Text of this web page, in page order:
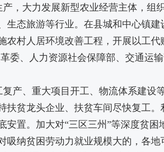
，大力发展新型农业经营主体，组
态旅游等行业。在县城和中心镇建
农村人居环境改善工程，开展以工
委、人力资源社会保障部、交通运
产、重大项目开工、物流体系建设
扶贫龙头企业、扶贫车间尽快复工
置。加大对“三区三州”等深度贫困
吸纳贫困劳动力就业规模大的，各